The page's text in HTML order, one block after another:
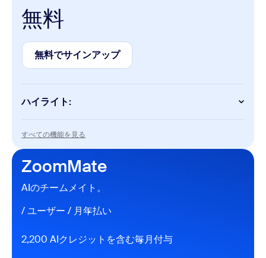
無料
無料でサインアップ
無料でサインアップ
ハイライト:
AI機能
ミーティング要約（1か月あたり3回の主催ミーテ
ィングで）
ミーティング内質問（1か月あたり3回の主催ミー
Zoomおよびサードパーティミーティングプラッ
か月あたり3回利用可能）
エージェント型検索（合計10ファイル、3回のミ
ーティング）
すべての機能を見る
ZoomMate
AIのチームメイト。
/ ユーザー / 月年払い
2,200 AIクレジットを含む毎月付与